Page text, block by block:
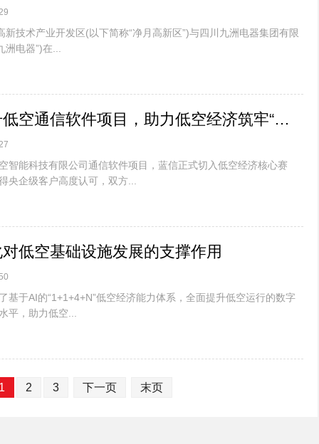
技术产业开发区(以下简称“净月高新区”)与四川九洲电器集团有限
电器”)在...
蓝信中标通号低空通信软件项目，助力低空经济筑牢“数智化底座”
智能科技有限公司通信软件项目，蓝信正式切入低空经济核心赛
央企级客户高度认可，双方...
低空基础设施发展的支撑作用
基于AI的“1+1+4+N”低空经济能力体系，全面提升低空运行的数字
平，助力低空...
2 3 下一页 末页